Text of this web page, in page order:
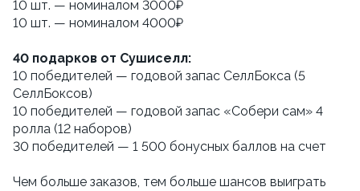
10 шт. — номиналом 3000₽
10 шт. — номиналом 4000₽
40 подарков от Сушиселл:
10 победителей — годовой запас СеллБокса (5
СеллБоксов)
10 победителей — годовой запас «Собери сам» 4
ролла (12 наборов)
30 победителей — 1 500 бонусных баллов на счет
Чем больше заказов, тем больше шансов выиграть